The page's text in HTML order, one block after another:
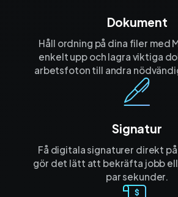
Dokument
Håll ordning på dina filer med
enkelt upp och lagra viktiga
arbetsfoton till andra
Signatur
Få digitala signaturer direkt
gör det lätt att bekräfta jobb
par sekunder.